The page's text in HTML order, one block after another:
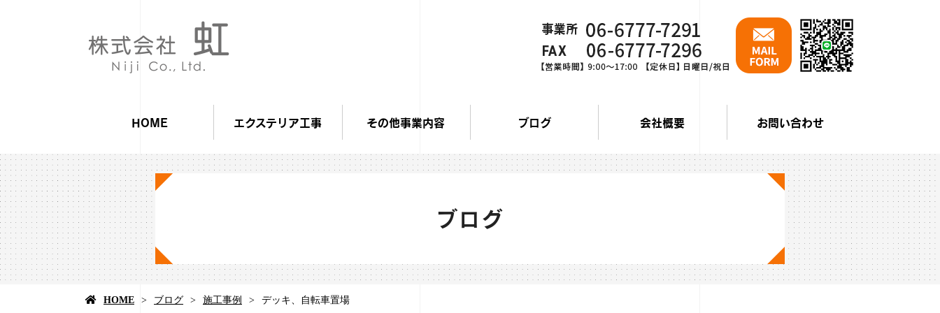
HOME エクステリア工事 その他事業内容 ブログ 会社概要 お問い合わせ
ブログ
HOME ブログ 施工事例 デッキ、自転車置場